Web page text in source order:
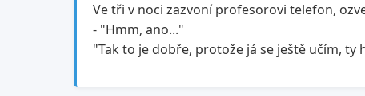
Ve tři v noci zazvoní profesorovi telefon,
- "Hmm, ano..."
"Tak to je dobře, protože já se ještě učím, ty